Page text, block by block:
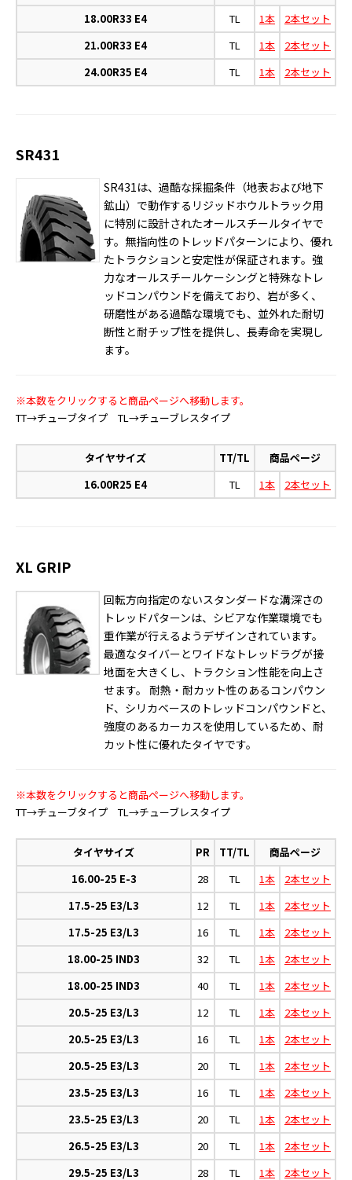
18.00R33 E4
TL 1本
2本セット
21.00R33 E4
TL 1本
2本セット
24.00R35 E4
TL 1本 2本セット
SR431
SR431は、過酷な採掘条件（地表および地下
鉱山）で動作するリジッドホウルトラック用
に特別に設計されたオールスチールタイヤで
す。無指向性のトレッドパターンにより、優れ
たトラクションと安定性が保証されます。強
力なオールスチールケーシングと特殊なトレ
ッドコンパウンドを備えており、岩が多く、
研磨性がある過酷な環境でも、並外れた耐切
断性と耐チップ性を提供し、長寿命を実現し
ます。
※本数をクリックすると商品ページへ移動します。
TT→チューブタイプ TL→チューブレスタイプ
タイヤサイズ TT/TL
商品ページ
16.00R25 E4
TL 1本 2本セット
XL GRIP
回転方向指定のないスタンダードな溝深さの
トレッドパターンは、シビアな作業環境でも
重作業が行えるようデザインされています。
最適なタイバーとワイドなトレッドラグが接
地面を大きくし、トラクション性能を向上さ
せます。 耐熱・耐カット性のあるコンパウン
ド、シリカベースのトレッドコンパウンドと、
強度のあるカーカスを使用しているため、耐
カット性に優れたタイヤです。
※本数をクリックすると商品ページへ移動します。
TT→チューブタイプ TL→チューブレスタイプ
タイヤサイズ PR TT/TL
商品ページ
16.00-25 E-3
28 TL 1本
2本セット
17.5-25 E3/L3
12 TL 1本
2本セット
17.5-25 E3/L3
16 TL 1本
2本セット
18.00-25 IND3
32 TL 1本
2本セット
18.00-25 IND3
40 TL 1本
2本セット
20.5-25 E3/L3
12 TL 1本
2本セット
20.5-25 E3/L3
16 TL 1本
2本セット
20.5-25 E3/L3
20 TL 1本
2本セット
23.5-25 E3/L3
16 TL 1本
2本セット
23.5-25 E3/L3
20 TL 1本
2本セット
26.5-25 E3/L3
20 TL 1本
2本セット
29.5-25 E3/L3
28 TL 1本 2本セット